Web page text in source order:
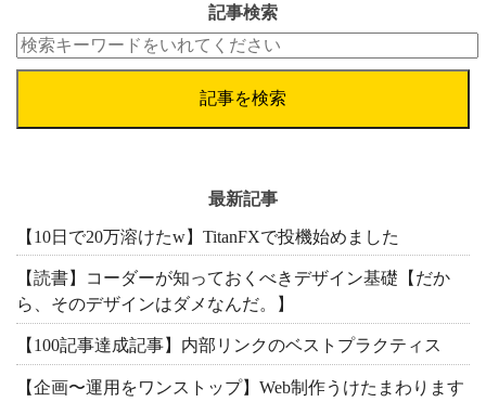
記事検索
記事を検索
最新記事
【10日で20万溶けたw】TitanFXで投機始めました
【読書】コーダーが知っておくべきデザイン基礎【だか
ら、そのデザインはダメなんだ。】
【100記事達成記事】内部リンクのベストプラクティス
【企画〜運用をワンストップ】Web制作うけたまわります